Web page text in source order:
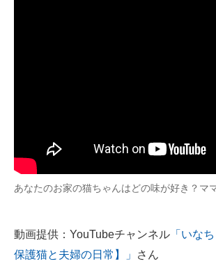
あなたのお家の猫ちゃんはどの味が好き？マ
動画提供：YouTubeチャンネル 「いな
保護猫と夫婦の日常】」
さん